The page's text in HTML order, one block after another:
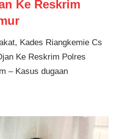
Ke Reskrim
Kades Riangkemie Cs
Ke Reskrim Polres
– Kasus dugaan